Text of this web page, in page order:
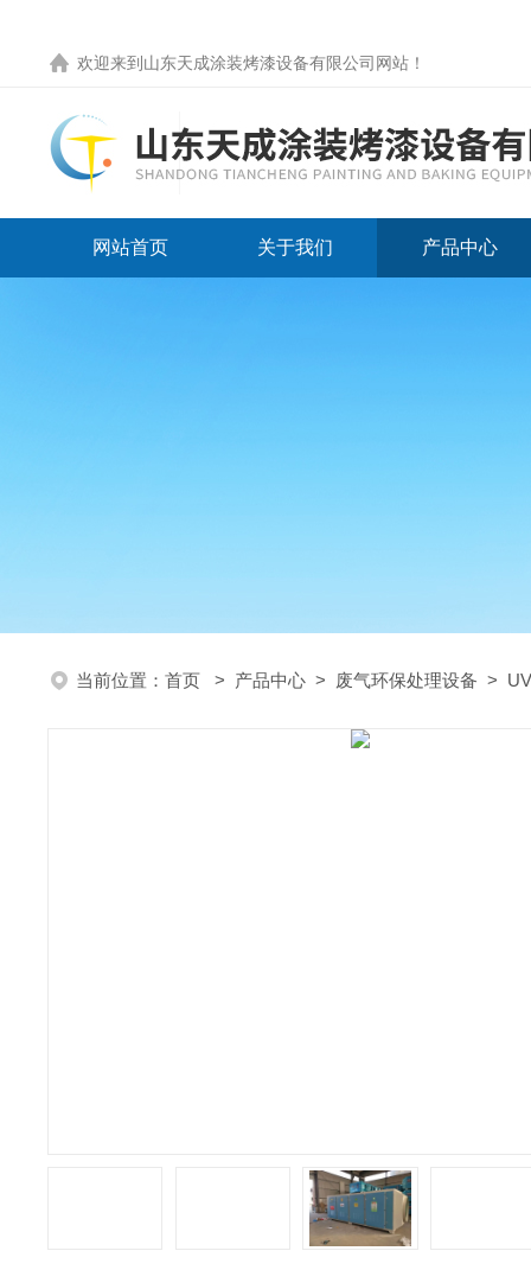
欢迎来到 山东天成涂装烤漆设备有限公司网站 ！
网站首页 关于我们 产品中心
当前位置： 首页 > 产品中心 > 废气环保处理设备 >